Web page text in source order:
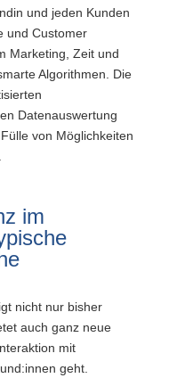
und jeden Kunden
und Customer
Marketing, Zeit und
Algorithmen. Die
Datenauswertung
von Möglichkeiten
im
nicht nur bisher
auch ganz neue
mit
geht.